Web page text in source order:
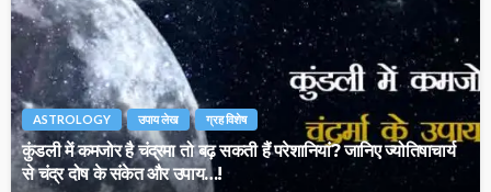
ASTROLOGY उपाय लेख ग्रह विशेष
कुंडली में कमजोर है चंद्रमा तो बढ़ सकती हैं परेशानियां? जानिए ज्योतिषाचार्य
से चंद्र दोष के संकेत और उपाय…!